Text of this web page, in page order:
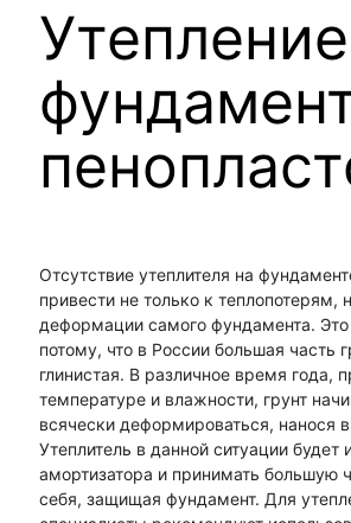
Утепление
Отсутствие утеплителя на
привести не только к теплопотерям,
деформации самого фундамента. Это
потому, что в России большая часть
глинистая. В различное время года,
температуре и влажности, грунт
всячески деформироваться, нанося
Утеплитель в данной ситуации будет
амортизатора и принимать большую
себя, защищая фундамент. Для